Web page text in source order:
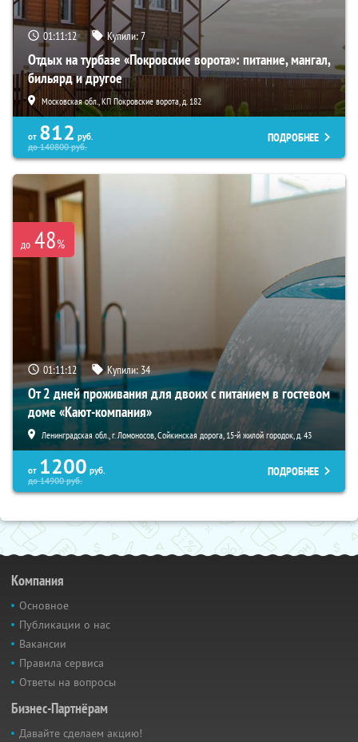
01:11:11 Купили:7
Отдых на турбазе «Покровские ворота»: питание, мангал,
бильярд и другое
Московская обл., КП Покровские ворота, д. 182
от 812 руб.
до140800руб.
ПОДРОБНЕЕ
до 48%
01:11:11 Купили:34
От 2 дней проживания для двоих с питанием в гостевом
доме «Кают-компания»
Ленинградская обл., г. Ломоносов, Сойкинская дорога, 15-й жилой городок, д. 43
от 1200 руб.
до14900руб.
ПОДРОБНЕЕ
Компания
Основное
Публикации о нас
Вакансии
Правила сервиса
Ответы на вопросы
Бизнес-Партнёрам
Давайте сделаем акцию!